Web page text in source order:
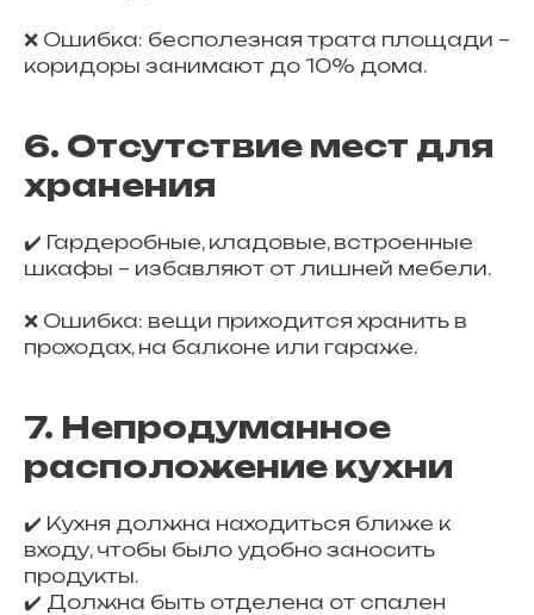
❌ Ошибка: бесполезная трата площади –
коридоры занимают до 10% дома.
6. Отсутствие мест для
хранения
✔️ Гардеробные, кладовые, встроенные
шкафы – избавляют от лишней мебели.
❌ Ошибка: вещи приходится хранить в
проходах, на балконе или гараже.
7. Непродуманное
расположение кухни
✔️ Кухня должна находиться ближе к
входу, чтобы было удобно заносить
продукты.
✔️ Должна быть отделена от спален